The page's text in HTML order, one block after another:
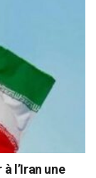
l’Iran une